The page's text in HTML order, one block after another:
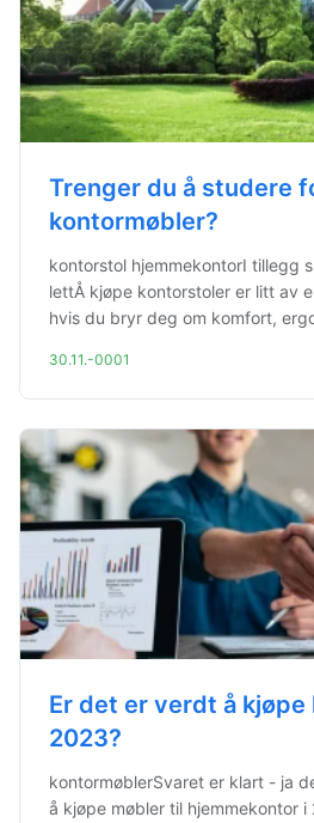
Trenger du å studere
kontormøbler?
kontorstol hjemmekontorI tillegg
lettÅ kjøpe kontorstoler er litt av
hvis du bryr deg om komfort,
30.11.-0001
Er det er verdt å
2023?
kontormøblerSvaret er klart - ja
å kjøpe møbler til hjemmekontor